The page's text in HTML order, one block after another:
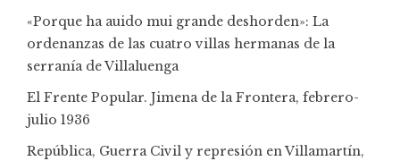
«Porque ha auido mui grande deshorden»: La
ordenanzas de las cuatro villas hermanas de la
serranía de Villaluenga
El Frente Popular. Jimena de la Frontera, febrero-
julio 1936
República, Guerra Civil y represión en Villamartín,